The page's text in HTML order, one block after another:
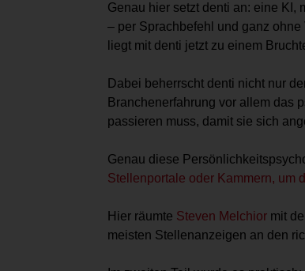
Genau hier setzt denti an: eine KI,
– per Sprachbefehl und ganz
liegt mit denti jetzt zu einem
Dabei beherrscht denti nicht nur
Branchenerfahrung vor allem das
passieren muss, damit sie sich
Genau diese
Stellenportale oder Kammern, um
Hier räumte Steven Melchior mit
meisten Stellenanzeigen an den